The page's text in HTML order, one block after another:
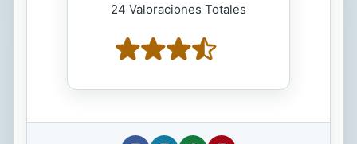
24 Valoraciones Totales